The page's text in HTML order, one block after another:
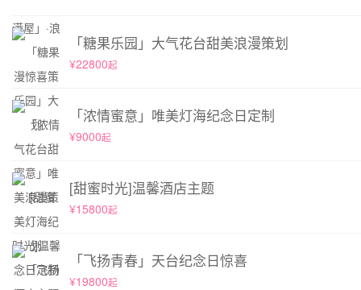
「糖果乐园」大气花台甜美浪漫策划
¥22800起
「浓情蜜意」唯美灯海纪念日定制
¥9000起
[甜蜜时光]温馨酒店主题
¥15800起
「飞扬青春」天台纪念日惊喜
¥19800起